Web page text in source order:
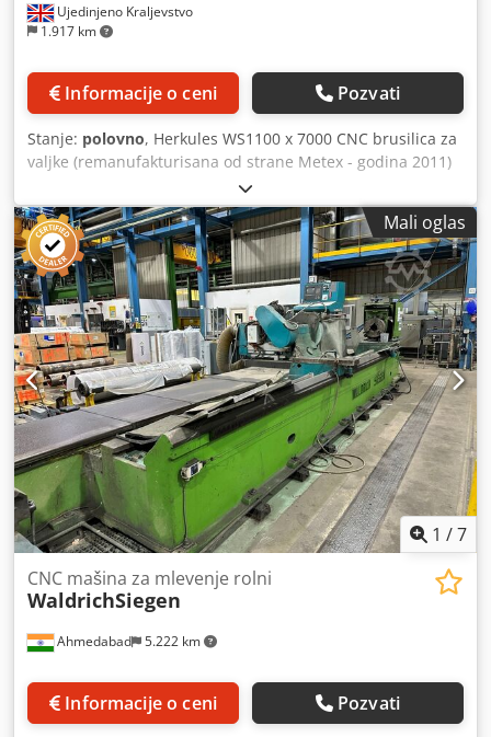
Ujedinjeno Kraljevstvo
1.917 km
Informacije o ceni Pozvati
Stanje: polovno, Herkules WS1100 x 7000 CNC brusilica za
valjke (remanufakturisana od strane Metex - godina 2011)
Model WS1100 x 7000, kapacitet 18 tona Radni prečnik
1100 mm 7000 mm između centara Jedinstveni nosač
Dkjdsy U Hc Ijpfx Ac Nor Stezna glava 700 mm Lismar
inspekcija valjaka Transporter otpada Siemens Sinumerik
840 DSL upravljanje Zaštitna ograda
Mali oglas
1 /7
Ahmedabad 5.222 km
CNC mašina za mlevenje rolni
WaldrichSiegen
Informacije o ceni Pozvati